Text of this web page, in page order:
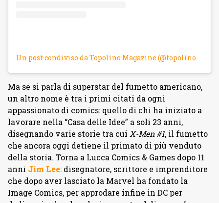
Un post condiviso da Topolino Magazine (@topolinomagazine)
Ma se si parla di superstar del fumetto americano,
un altro nome è tra i primi citati da ogni
appassionato di comics: quello di chi ha iniziato a
lavorare nella “Casa delle Idee” a soli 23 anni,
disegnando varie storie tra cui X-Men #1, il fumetto
che ancora oggi detiene il primato di più venduto
della storia. Torna a Lucca Comics & Games dopo 11
anni Jim Lee: disegnatore, scrittore e imprenditore
che dopo aver lasciato la Marvel ha fondato la
Image Comics, per approdare infine in DC per